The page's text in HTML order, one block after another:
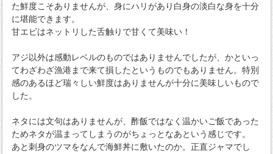
た鮮度こそありませんが、身にハリがあり白身の淡白な身を十分
に堪能できます。
甘エビはネットリした舌触りで甘くて美味い！
アジ以外は感動レベルのものではありませんでしたが、かといっ
てわざわざ漁港まで来て損したというものでもありません。特別
感のあるほど瑞々しい鮮度はありませんが十分に美味しいもので
した。
ネタには文句はありませんが、酢飯ではなく温かいご飯であった
ためネタが温まってしまうのがちょっとなあという感じです。
あと刺身のツマをなんで海鮮丼に敷いたのか。正直ジャマでし